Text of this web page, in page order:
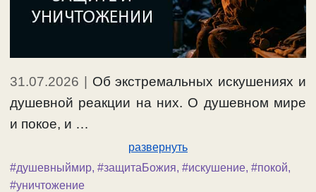
31.07.2026 | Об экстремальных искушениях и
душевной реакции на них. О душевном мире
и покое, и …
развернуть
#душевныймир, #защитаБожия, #искушение, #покой,
#уничтожение